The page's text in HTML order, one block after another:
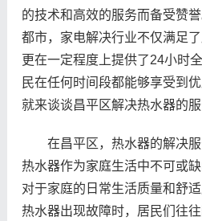
的技术和高效的服务而备受赞
都市，家电解决行业不仅满足
更在一定程度上提供了24小时
民在任何时间段都能够享受到
就来谈谈昌平区解决热水器的服
在昌平区，热水器的解决服
热水器作为家庭生活中不可或
对于家庭的日常生活质量和舒
热水器出现故障时，居民们往